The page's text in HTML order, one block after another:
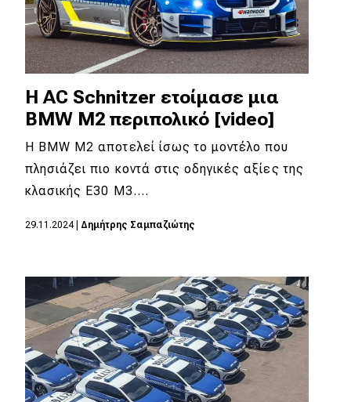
Η AC Schnitzer ετοίμασε μια
BMW M2 περιπολικό [video]
Η BMW M2 αποτελεί ίσως το μοντέλο που
πλησιάζει πιο κοντά στις οδηγικές αξίες της
κλασικής Ε30 Μ3.…
29.11.2024| Δημήτρης Σαμπαζιώτης